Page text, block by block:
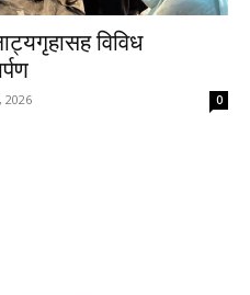
विविध
2026 0